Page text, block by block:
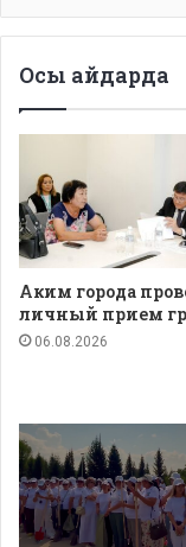
Осы айдарда
Аким города
личный прием
06.08.2026